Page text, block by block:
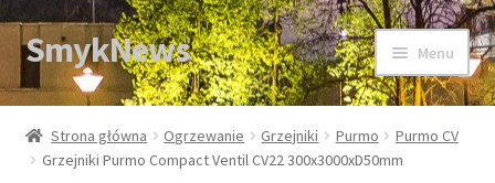
Przejdź
do
nawigacji
Przejdź
do
treści
SmykNews Menu
Strona główna
Strona główna Ogrzewanie Grzejniki Purmo
Purmo CV
Grzejniki Purmo Compact Ventil CV22 300x3000xD50mm